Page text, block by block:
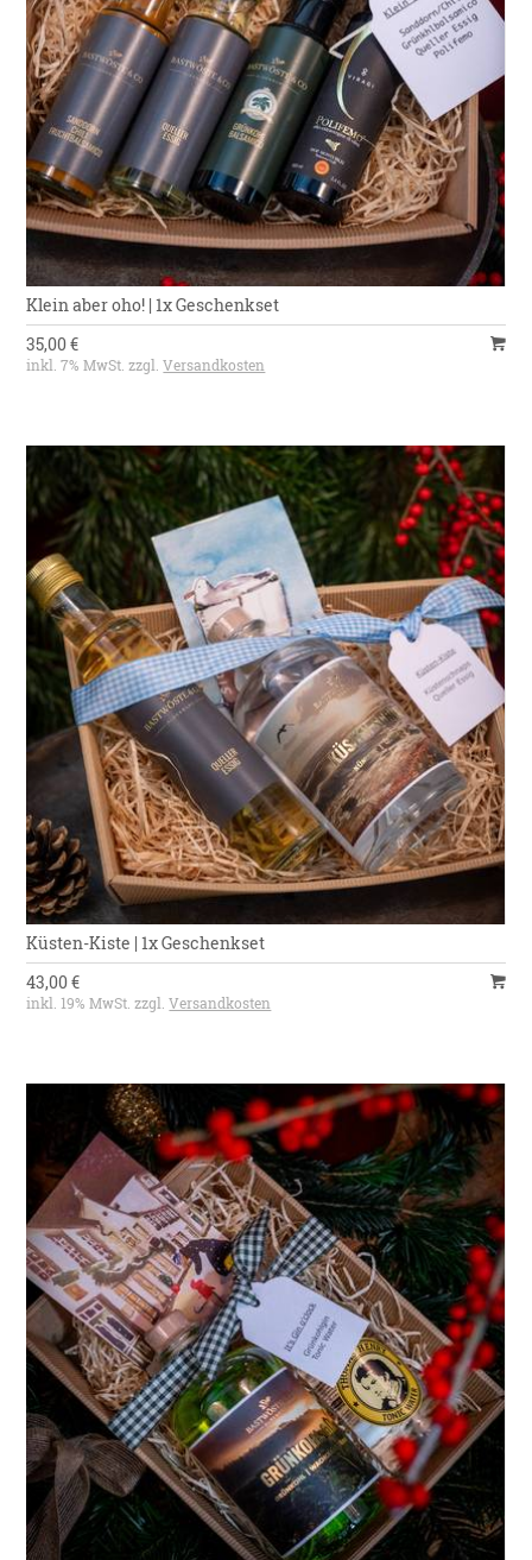
Klein aber oho! | 1x Geschenkset
35,00 €
inkl. 7% MwSt. zzgl.Versandkosten
Küsten-Kiste | 1x Geschenkset
43,00 €
inkl. 19% MwSt. zzgl.Versandkosten